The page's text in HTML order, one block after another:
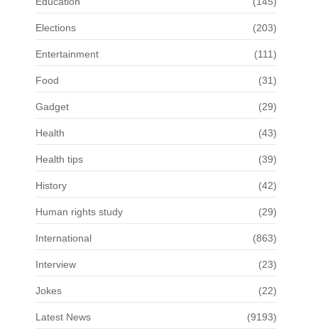
Elections (203)
Entertainment (111)
Food (31)
Gadget (29)
Health (43)
Health tips (39)
History (42)
Human rights study (29)
International (863)
Interview (23)
Jokes (22)
Latest News (9193)